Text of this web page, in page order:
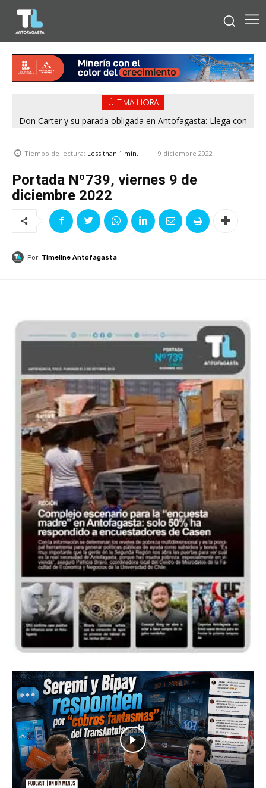
ÚLTIMA HORA
Don Carter y su parada obligada en Antofagasta: Llega con
Tiempo de lectura: Less than 1 min. 9 diciembre 2022
Portada Nº739, viernes 9 de
diciembre 2022
Por Timeline Antofagasta